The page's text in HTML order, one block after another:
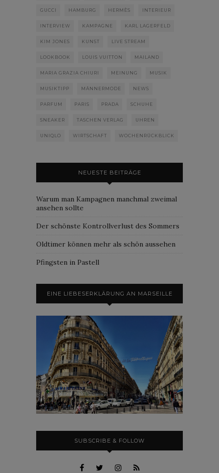
GUCCI HAMBURG HERMÈS INTERIEUR
INTERVIEW KAMPAGNE KARL LAGERFELD
KIM JONES KUNST LIVE STREAM
LOOKBOOK LOUIS VUITTON MAILAND
MARIA GRAZIA CHIURI MEINUNG MUSIK
MUSIKTIPP MÄNNERMODE NEWS
PARFUM PARIS PRADA SCHUHE
SNEAKER TASCHEN VERLAG UHREN
UNIQLO WIRTSCHAFT WOCHENRÜCKBLICK
NEUESTE BEITRÄGE
Warum man Kampagnen manchmal zweimal
ansehen sollte
Der schönste Kontrollverlust des Sommers
Oldtimer können mehr als schön aussehen
Pfingsten in Pastell
EINE LIEBESERKLÄRUNG AN MARSEILLE
SUBSCRIBE & FOLLOW